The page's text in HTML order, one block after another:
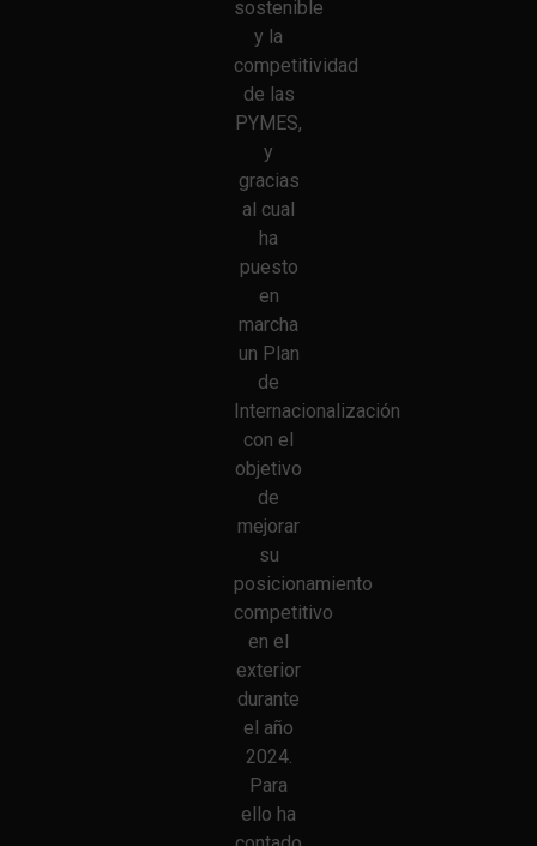
sostenible
y la
competitividad
de las
PYMES,
y
gracias
al cual
ha
puesto
en
marcha
un Plan
de
Internacionalización
con el
objetivo
de
mejorar
su
posicionamiento
competitivo
en el
exterior
durante
el año
2024.
Para
ello ha